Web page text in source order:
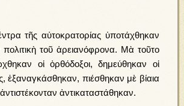
τῆς αὐτοκρατορίας ὑποτάχθηκαν
τοῦ ἀρειανόφρονα. Μὰ τοῦτο
οἱ ὀρθόδοξοι, δημεύθηκαν οἱ
ἐξαναγκάσθηκαν, πιέσθηκαν μὲ βίαια
ἀντικαταστάθηκαν.